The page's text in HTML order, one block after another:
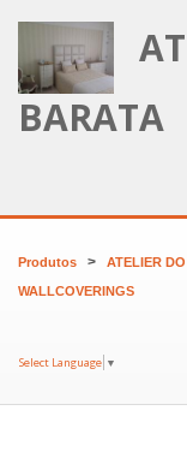
BARATA
Produtos > ATELIER
WALLCOVERINGS
Select Language ▼